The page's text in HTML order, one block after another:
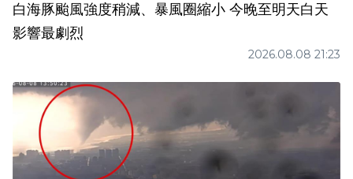
白海豚颱風強度稍減、暴風圈縮小 今晚至明天白天
影響最劇烈
2026.08.08 21:23